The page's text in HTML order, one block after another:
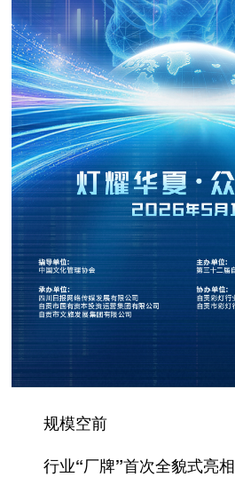
规模空前
行业“厂牌”首次全貌式亮相